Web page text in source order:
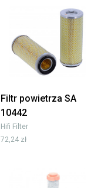
Filtr powietrza SA
10442
Hifi Filter
72,24 zł